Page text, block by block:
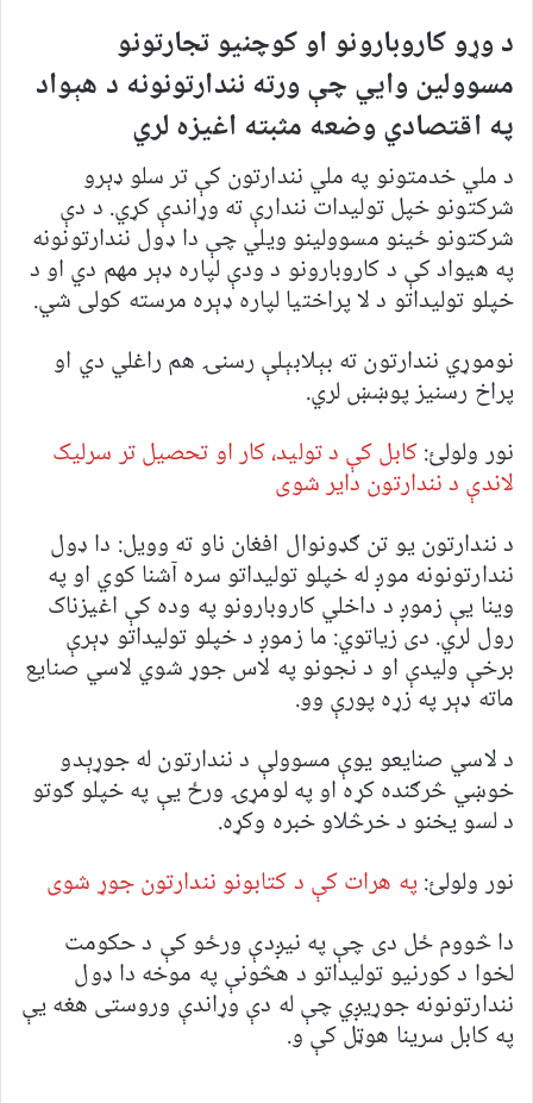
د وړو کاروبارونو او کوچنيو تجارتونو
مسوولين وايي چې ورته نندارتونونه د هېواد
په اقتصادي وضعه مثبته اغيزه لري
د ملي خدمتونو په ملي نندارتون کې تر سلو ډېرو
شرکتونو خپل توليدات نندارې ته وړاندې کړي. د دې
شرکتونو ځینو مسوولینو ویلي چې دا ډول نندارتونونه
په هیواد کې د کاروبارونو د ودې لپاره ډېر مهم دي او د
خپلو توليداتو د لا پراختيا لپاره ډېره مرسته کولی شي.
نوموړي نندارتون ته بېلابېلې رسنۍ هم راغلي دي او
پراخ رسنيز پوښښ لري.
نور ولولئ:کابل کې د تولید، کار او تحصیل تر سرلیک
لاندې د نندارتون دایر شوی
د نندارتون يو تن ګډونوال افغان ناو ته وویل: دا ډول
نندارتونونه موږ له خپلو توليداتو سره آشنا کوي او په
وينا يې زموږ د داخلي کاروبارونو په وده کې اغيزناک
رول لري. دی زياتوي: ما زموږ د خپلو توليداتو ډېرې
برخې وليدې او د نجونو په لاس جوړ شوي لاسي صنايع
ماته ډېر په زړه پورې وو.
د لاسي صنايعو يوې مسوولې د نندارتون له جوړېدو
خوښي څرګنده کړه او په لومړۍ ورځ يې په خپلو ګوتو
د لسو يخنو د خرڅلاو خبره وکړه.
نور ولولئ:په هرات کې د کتابونو نندارتون جوړ شوی
دا څووم ځل دی چې په نیږدې ورځو کې د حکومت
لخوا د کورنیو تولیداتو د هڅونې په موخه دا ډول
نندارتونونه جوړیږي چې له دې وړاندې وروستی هغه یې
په کابل سرینا هوټل کې و.